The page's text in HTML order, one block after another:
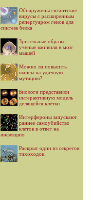
Обнаружены гигантские
вирусы с расширенным
репертуаром генов для
синтеза белка
Зрительные образы
ученые вживили в мозг
мышей
Можно ли повысить
шансы на удачную
мутацию?
Биологи представили
интерактивную модель
делящейся клетки
Интерфероны запускают
раннее самоубийство
клеток в ответ на
инфекцию
Раскрыт один из секретов
тихоходок